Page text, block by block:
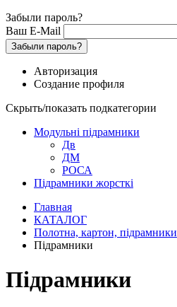
Забыли пароль?
Ваш E-Mail
Забыли пароль?
Авторизация
Создание профиля
Скрыть/показать подкатегории
Модульні підрамники
Дв
ДМ
РОСА
Підрамники жорсткі
Главная
КАТАЛОГ
Полотна, картон, підрамники
Підрамники
Підрамники